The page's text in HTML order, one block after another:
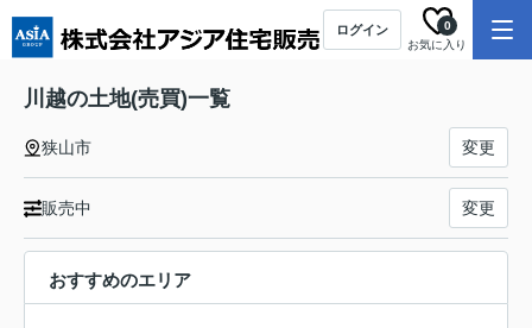
ログイン
お気に入り
0
川越の土地(売買)一覧
狭山市 変更
販売中 変更
おすすめのエリア